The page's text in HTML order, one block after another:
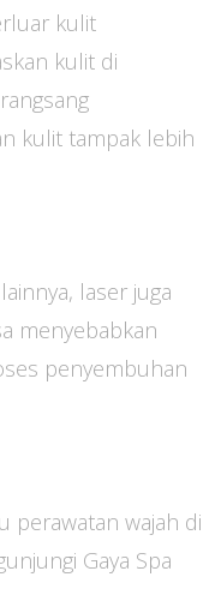
kulit
kulit di
kulit tampak lebih
laser juga
menyebabkan
penyembuhan
perawatan wajah di
Gaya Spa